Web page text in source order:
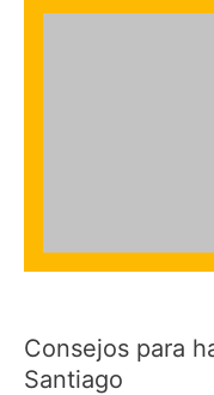
Consejos para
Santiago